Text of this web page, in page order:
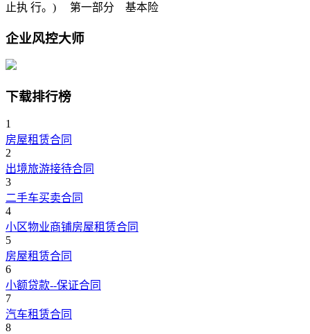
止执 行。) 第一部分 基本险
企业风控大师
下载排行榜
1
房屋租赁合同
2
出境旅游接待合同
3
二手车买卖合同
4
小区物业商铺房屋租赁合同
5
房屋租赁合同
6
小额贷款--保证合同
7
汽车租赁合同
8